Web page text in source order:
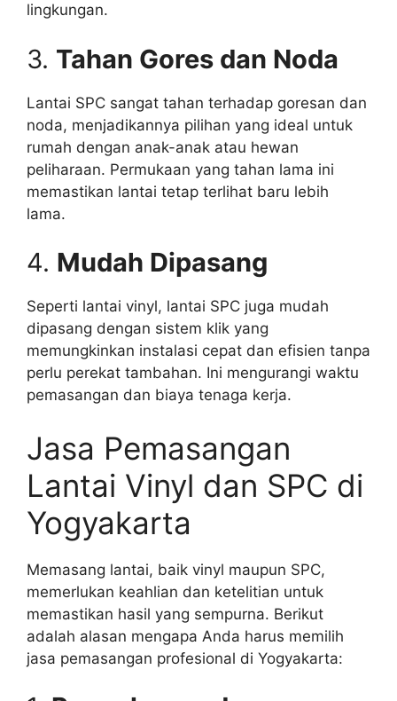
lingkungan.
3. Tahan Gores dan Noda
Lantai SPC sangat tahan terhadap goresan dan
noda, menjadikannya pilihan yang ideal untuk
rumah dengan anak-anak atau hewan
peliharaan. Permukaan yang tahan lama ini
memastikan lantai tetap terlihat baru lebih
lama.
4. Mudah Dipasang
Seperti lantai vinyl, lantai SPC juga mudah
dipasang dengan sistem klik yang
memungkinkan instalasi cepat dan efisien tanpa
perlu perekat tambahan. Ini mengurangi waktu
pemasangan dan biaya tenaga kerja.
Jasa Pemasangan
Lantai Vinyl dan SPC di
Yogyakarta
Memasang lantai, baik vinyl maupun SPC,
memerlukan keahlian dan ketelitian untuk
memastikan hasil yang sempurna. Berikut
adalah alasan mengapa Anda harus memilih
jasa pemasangan profesional di Yogyakarta: